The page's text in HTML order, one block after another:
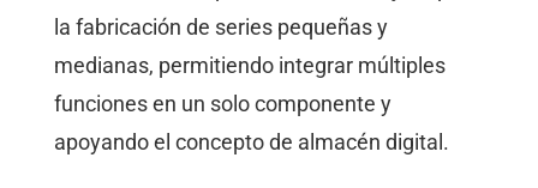
la fabricación de series pequeñas y
medianas, permitiendo integrar múltiples
funciones en un solo componente y
apoyando el concepto de almacén digital.